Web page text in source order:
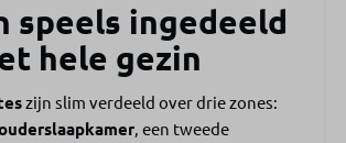
speels ingedeeld
hele gezin
zijn slim verdeeld over drie zones:
, een tweede